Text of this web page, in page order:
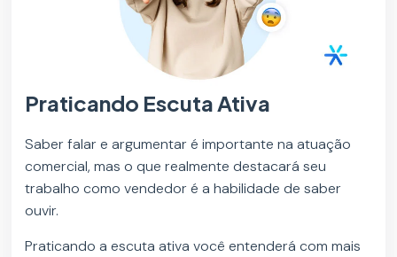
Praticando Escuta Ativa
Saber falar e argumentar é importante na atuação
comercial, mas o que realmente destacará seu
trabalho como vendedor é a habilidade de saber
ouvir.
Praticando a escuta ativa você entenderá com mais